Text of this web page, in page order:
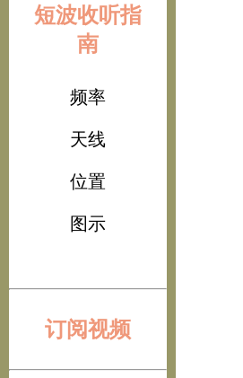
短波收听指
南
频率
天线
位置
图示
订阅视频